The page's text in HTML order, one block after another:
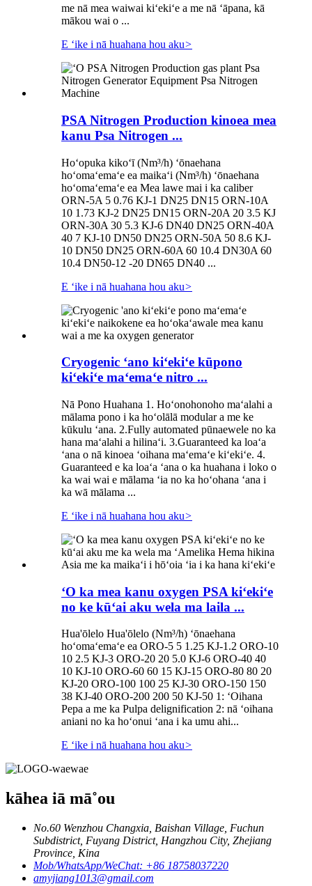
me nā mea waiwai kiʻekiʻe a me nā ʻāpana, kā
mākou wai o ...
E ʻike i nā huahana hou aku>
PSA Nitrogen Production kinoea mea
kanu Psa Nitrogen ...
Hoʻopuka kikoʻī (Nm³/h) ʻōnaehana
hoʻomaʻemaʻe ea maikaʻi (Nm³/h) ʻōnaehana
hoʻomaʻemaʻe ea Mea lawe mai i ka caliber
ORN-5A 5 0.76 KJ-1 DN25 DN15 ORN-10A
10 1.73 KJ-2 DN25 DN15 ORN-20A 20 3.5 KJ
ORN-30A 30 5.3 KJ-6 DN40 DN25 ORN-40A
40 7 KJ-10 DN50 DN25 ORN-50A 50 8.6 KJ-
10 DN50 DN25 ORN-60A 60 10.4 DN30A 60
10.4 DN50-12 -20 DN65 DN40 ...
E ʻike i nā huahana hou aku>
Cryogenic ʻano kiʻekiʻe kūpono
kiʻekiʻe maʻemaʻe nitro ...
Nā Pono Huahana 1. Hoʻonohonoho maʻalahi a
mālama pono i ka hoʻolālā modular a me ke
kūkulu ʻana. 2.Fully automated pūnaewele no ka
hana maʻalahi a hilinaʻi. 3.Guaranteed ka loaʻa
ʻana o nā kinoea ʻoihana maʻemaʻe kiʻekiʻe. 4.
Guaranteed e ka loaʻa ʻana o ka huahana i loko o
ka wai wai e mālama ʻia no ka hoʻohana ʻana i
ka wā mālama ...
E ʻike i nā huahana hou aku>
ʻO ka mea kanu oxygen PSA kiʻekiʻe
no ke kūʻai aku wela ma laila ...
Hua'ōlelo Hua'ōlelo (Nm³/h) ʻōnaehana
hoʻomaʻemaʻe ea ORO-5 5 1.25 KJ-1.2 ORO-10
10 2.5 KJ-3 ORO-20 20 5.0 KJ-6 ORO-40 40
10 KJ-10 ORO-60 60 15 KJ-15 ORO-80 80 20
KJ-20 ORO-100 100 25 KJ-30 ORO-150 150
38 KJ-40 ORO-200 200 50 KJ-50 1: ʻOihana
Pepa a me ka Pulpa delignification 2: nā ʻoihana
aniani no ka hoʻonui ʻana i ka umu ahi...
E ʻike i nā huahana hou aku>
kāhea iā mā˚ou
No.60 Wenzhou Changxia, Baishan Village, Fuchun
Subdistrict, Fuyang District, Hangzhou City, Zhejiang
Province, Kina
Mob/WhatsApp/WeChat: +86 18758037220
amyjiang1013@gmail.com